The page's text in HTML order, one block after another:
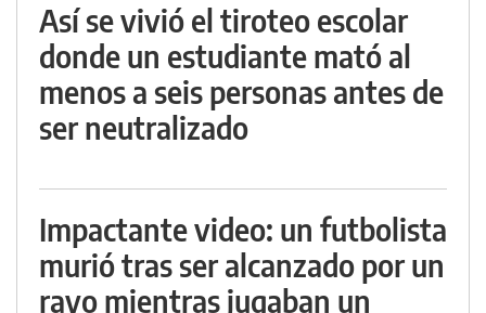
Así se vivió el tiroteo escolar
donde un estudiante mató al
menos a seis personas antes de
ser neutralizado
Impactante video: un futbolista
murió tras ser alcanzado por un
rayo mientras jugaban un